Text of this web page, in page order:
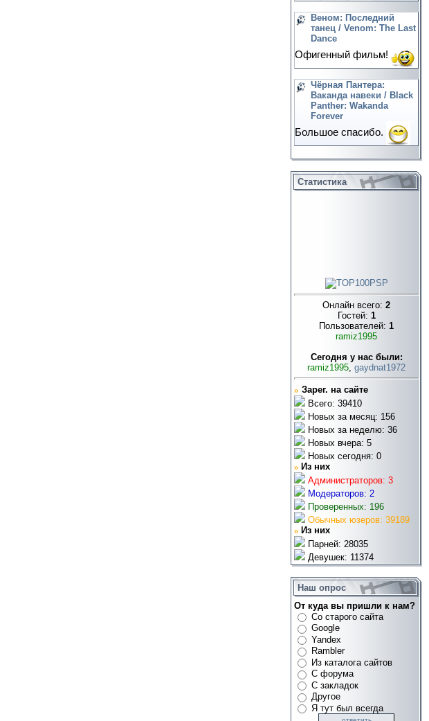
Веном: Последний
танец / Venom: The Last
Dance
Офигенный фильм!
Чёрная Пантера:
Ваканда навеки / Black
Panther: Wakanda
Forever
Большое спасибо.
Статистика
Онлайн всего: 2
Гостей: 1
Пользователей: 1
ramiz1995
Cегодня у нас были:
ramiz1995, gaydnat1972
» Зарег. на сайте
Всего: 39410
Новых за месяц: 156
Новых за неделю: 36
Новых вчера: 5
Новых сегодня: 0
» Из них
Администраторов: 3
Модераторов: 2
Проверенных: 196
Обычных юзеров: 39189
» Из них
Парней: 28035
Девушек: 11374
Наш опрос
От куда вы пришли к нам?
Со старого сайта
Google
Yandex
Rambler
Из каталога сайтов
С форума
С закладок
Другое
Я тут был всегда